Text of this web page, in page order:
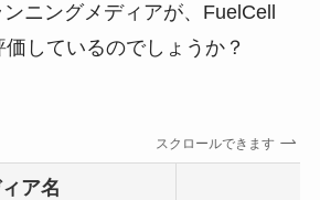
ニングメディアが、FuelCell
しているのでしょうか？
スクロールできます
ア名